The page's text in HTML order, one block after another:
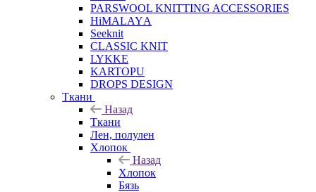
PARSWOOL KNITTING ACCESSORIES
HiMALAYА
Seeknit
CLASSIC KNIT
LYKKE
KАRTOPU
DROPS DЕSIGN
Ткани
Назад
Ткани
Лен, полулен
Хлопок
Назад
Хлопок
Бязь